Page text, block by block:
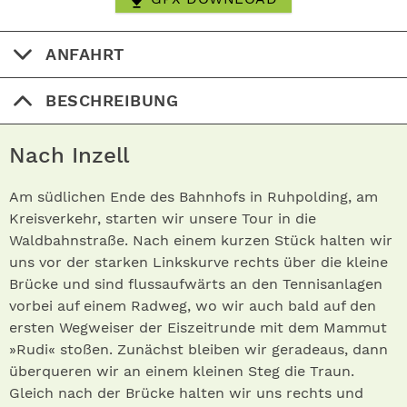
ANFAHRT
BESCHREIBUNG
Nach Inzell
Am südlichen Ende des Bahnhofs in Ruhpolding, am
Kreisverkehr, starten wir unsere Tour in die
Waldbahnstraße. Nach einem kurzen Stück halten wir
uns vor der starken Linkskurve rechts über die kleine
Brücke und sind flussaufwärts an den Tennisanlagen
vorbei auf einem Radweg, wo wir auch bald auf den
ersten Wegweiser der Eiszeitrunde mit dem Mammut
»Rudi« stoßen. Zunächst bleiben wir geradeaus, dann
überqueren wir an einem kleinen Steg die Traun.
Gleich nach der Brücke halten wir uns rechts und